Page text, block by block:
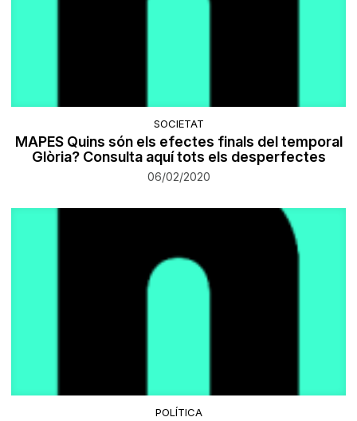
SOCIETAT
MAPES Quins són els efectes finals del temporal
Glòria? Consulta aquí tots els desperfectes
06/02/2020
POLÍTICA